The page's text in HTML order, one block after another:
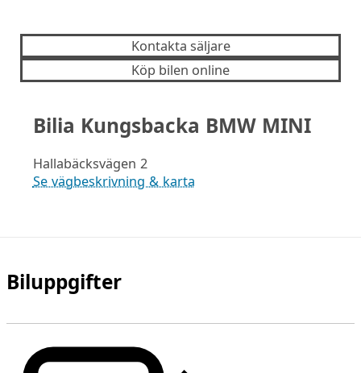
Kontakta säljare
Köp bilen online
Bilia Kungsbacka BMW MINI
Hallabäcksvägen 2
Se vägbeskrivning & karta
Biluppgifter